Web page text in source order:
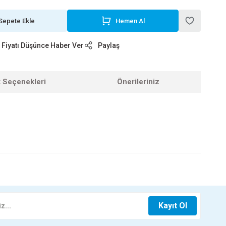
Ekle Hemen Al
Fiyatı Düşünce Haber Ver Paylaş
Seçenekleri Önerileriniz
LT
Kayıt Ol